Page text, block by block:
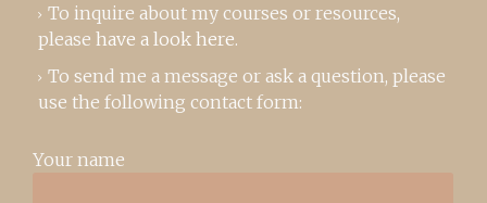
To inquire about my courses or resources,
please have a look here.
To send me a message or ask a question, please
use the following contact form:
Your name